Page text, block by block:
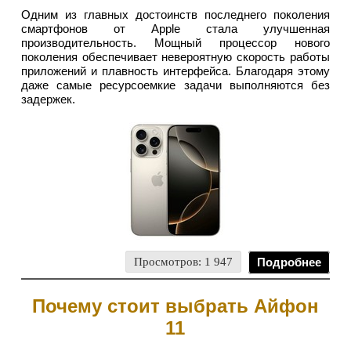
Одним из главных достоинств последнего поколения
смартфонов от Apple стала улучшенная
производительность. Мощный процессор нового
поколения обеспечивает невероятную скорость работы
приложений и плавность интерфейса. Благодаря этому
даже самые ресурсоемкие задачи выполняются без
задержек.
Просмотров: 1 947 Подробнее
Почему стоит выбрать Айфон
11